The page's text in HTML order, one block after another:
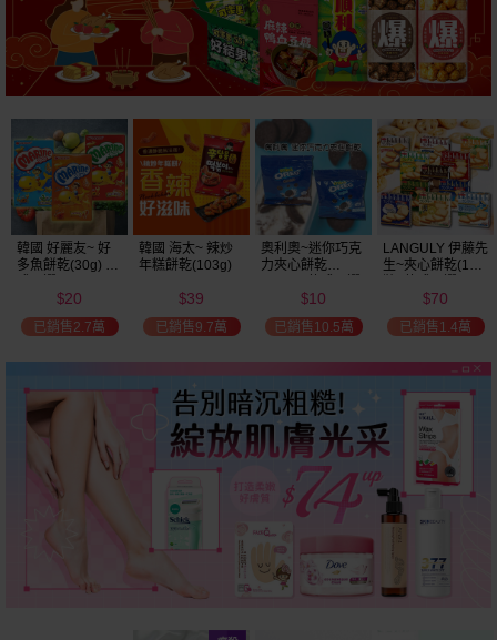
韓國 好麗友~ 好
多魚餅乾(30g) 款
$20
已銷售2.7萬
韓國 海太~ 辣炒
年糕餅乾(103g)
$39
已銷售9.7萬
奧利奧~迷你巧克
力夾心餅乾
美式賣場熱銷
$10
已銷售10.5萬
LANGULY 伊藤先
生~夾心餅乾(1盒
$70
已銷售1.4萬